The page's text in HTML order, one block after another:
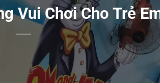
Vui Chơi Cho Trẻ